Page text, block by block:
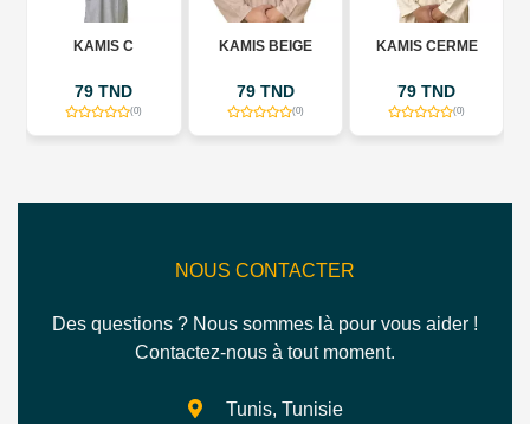
KAMIS C
79 TND
(0)
KAMIS BEIGE
79 TND
(0)
KAMIS CERME
79 TND
(0)
NOUS CONTACTER
Des questions ? Nous sommes là pour vous aider !
Contactez-nous à tout moment.
Tunis, Tunisie